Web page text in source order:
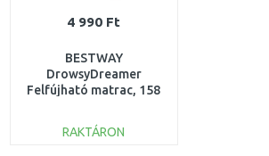
4 990 Ft
BESTWAY
DrowsyDreamer
Felfújható matrac, 158
RAKTÁRON